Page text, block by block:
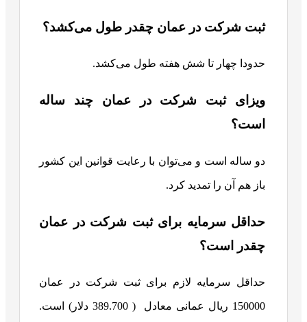
ثبت شرکت در عمان چقدر طول می‌کشد؟
حدودا چهار تا شش هفته طول می‌کشد.
ویزای ثبت شرکت در عمان چند ساله
است؟
دو ساله است و می‌توان با رعایت قوانین این کشور
باز هم آن را تمدید کرد.
حداقل سرمایه برای ثبت شرکت در عمان
چقدر است؟
حداقل سرمایه لازم برای ثبت شرکت در عمان
150000 ریال عمانی معادل ( 389.700 دلار) است.